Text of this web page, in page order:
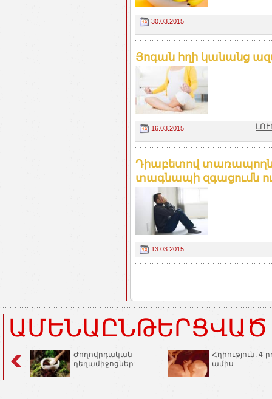
30.03.2015
Յոգան հղի կանանց
16.03.2015
Դիաբետով
տագնապի զգացումն
13.03.2015
Ժողովրդական
դեղամիջոցներ
Հղիություն. 4-
ամիս